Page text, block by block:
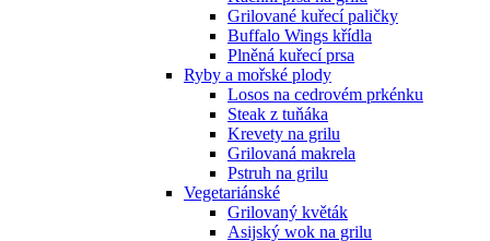
Grilované kuřecí paličky
Buffalo Wings křídla
Plněná kuřecí prsa
Ryby a mořské plody
Losos na cedrovém prkénku
Steak z tuňáka
Krevety na grilu
Grilovaná makrela
Pstruh na grilu
Vegetariánské
Grilovaný květák
Asijský wok na grilu